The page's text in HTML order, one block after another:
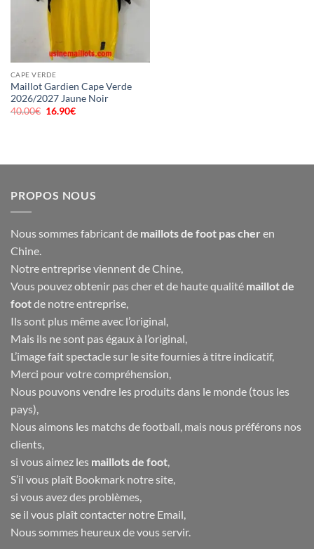
CAPE VERDE
Maillot Gardien Cape Verde
2026/2027 Jaune Noir
40.00€ Le
16.90€Le
PROPOS NOUS
Nous sommes fabricant de maillots de foot pas cher en
Chine.
Notre entreprise viennent de Chine,
Vous pouvez obtenir pas cher et de haute qualité maillot de
footde notre entreprise,
Ils sont plus même avec l’original,
Mais ils ne sont pas égaux à l’original,
L’image fait spectacle sur le site fournies à titre indicatif,
Merci pour votre compréhension,
Nous pouvons vendre les produits dans le monde (tous les
pays),
Nous aimons les matchs de football, mais nous préférons nos
clients,
si vous aimez les maillots de foot,
S’il vous plaît Bookmark notre site,
si vous avez des problèmes,
se il vous plaît contacter notre Email,
Nous sommes heureux de vous servir.